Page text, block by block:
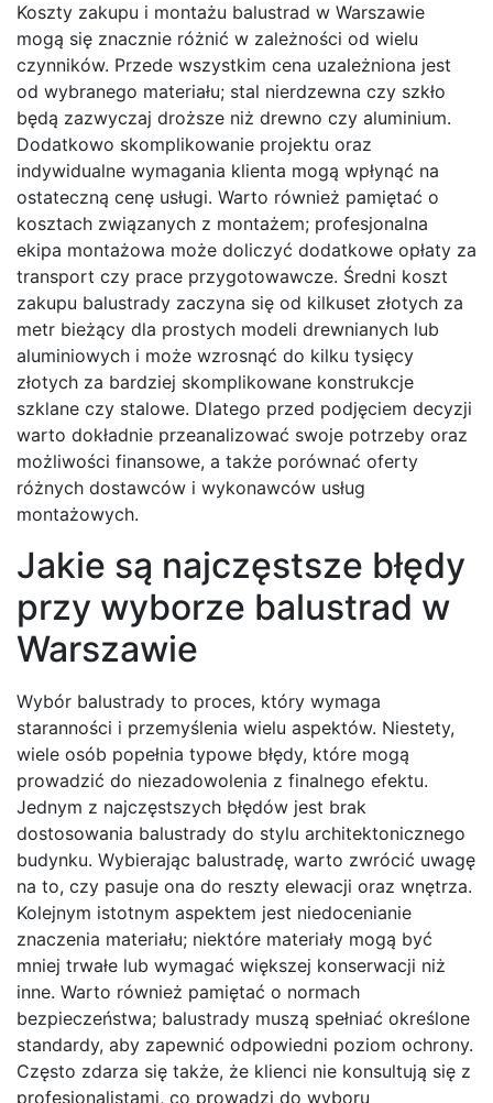
Koszty zakupu i montażu balustrad w Warszawie
mogą się znacznie różnić w zależności od wielu
czynników. Przede wszystkim cena uzależniona jest
od wybranego materiału; stal nierdzewna czy szkło
będą zazwyczaj droższe niż drewno czy aluminium.
Dodatkowo skomplikowanie projektu oraz
indywidualne wymagania klienta mogą wpłynąć na
ostateczną cenę usługi. Warto również pamiętać o
kosztach związanych z montażem; profesjonalna
ekipa montażowa może doliczyć dodatkowe opłaty za
transport czy prace przygotowawcze. Średni koszt
zakupu balustrady zaczyna się od kilkuset złotych za
metr bieżący dla prostych modeli drewnianych lub
aluminiowych i może wzrosnąć do kilku tysięcy
złotych za bardziej skomplikowane konstrukcje
szklane czy stalowe. Dlatego przed podjęciem decyzji
warto dokładnie przeanalizować swoje potrzeby oraz
możliwości finansowe, a także porównać oferty
różnych dostawców i wykonawców usług
montażowych.
Jakie są najczęstsze błędy
przy wyborze balustrad w
Warszawie
Wybór balustrady to proces, który wymaga
staranności i przemyślenia wielu aspektów. Niestety,
wiele osób popełnia typowe błędy, które mogą
prowadzić do niezadowolenia z finalnego efektu.
Jednym z najczęstszych błędów jest brak
dostosowania balustrady do stylu architektonicznego
budynku. Wybierając balustradę, warto zwrócić uwagę
na to, czy pasuje ona do reszty elewacji oraz wnętrza.
Kolejnym istotnym aspektem jest niedocenianie
znaczenia materiału; niektóre materiały mogą być
mniej trwałe lub wymagać większej konserwacji niż
inne. Warto również pamiętać o normach
bezpieczeństwa; balustrady muszą spełniać określone
standardy, aby zapewnić odpowiedni poziom ochrony.
Często zdarza się także, że klienci nie konsultują się z
profesjonalistami, co prowadzi do wyboru